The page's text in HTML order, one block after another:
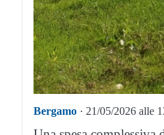
Bergamo · 21/05/2026 alle